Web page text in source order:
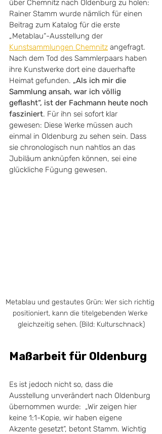
über Chemnitz nach Oldenburg zu holen:
Rainer Stamm wurde nämlich für einen
Beitrag zum Katalog für die erste
„Metablau“-Ausstellung der
Kunstsammlungen Chemnitz angefragt.
Nach dem Tod des Sammlerpaars haben
ihre Kunstwerke dort eine dauerhafte
Heimat gefunden. „Als ich mir die
Sammlung ansah, war ich völlig
geflasht“, ist der Fachmann heute noch
fasziniert. Für ihn sei sofort klar
gewesen: Diese Werke müssen auch
einmal in Oldenburg zu sehen sein. Dass
sie chronologisch nun nahtlos an das
Jubiläum anknüpfen können, sei eine
glückliche Fügung gewesen.
Metablau und gestautes Grün: Wer sich richtig
positioniert, kann die titelgebenden Werke
gleichzeitig sehen. (Bild: Kulturschnack)
Maßarbeit für Oldenburg
Es ist jedoch nicht so, dass die
Ausstellung unverändert nach Oldenburg
übernommen wurde:  „Wir zeigen hier
keine 1:1-Kopie, wir haben eigene
Akzente gesetzt“, betont Stamm. Wichtig